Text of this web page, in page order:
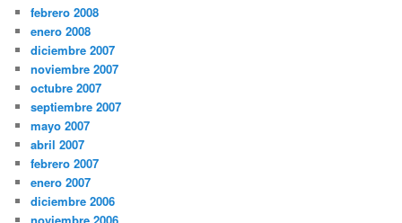
febrero 2008
enero 2008
diciembre 2007
noviembre 2007
octubre 2007
septiembre 2007
mayo 2007
abril 2007
febrero 2007
enero 2007
diciembre 2006
noviembre 2006